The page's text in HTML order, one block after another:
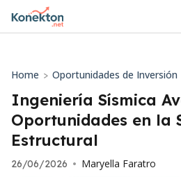
Home > Oportunidades de Inversión
Ingeniería Sísmica
Oportunidades en la
Estructural
26/06/2026 • Maryella Faratro